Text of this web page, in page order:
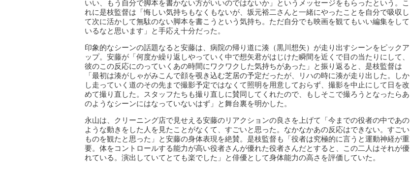
いい、もう自分で脚本を書かない方がいいのではないか」というメッセージをもらったという。こ
れに是枝監督は「悔しい気持ちもなくもないが、坂元裕二さんと一緒にやったことを自分で吸収し
て次に活かして無駄のない脚本を書こうという気持ち。ただ自分でも映画を観てもいい編集をして
いるなと思います」と手応え十分だった。
印象的なシーンの話題なると安藤は、病院の帰り道に湊（黒川想矢）が走り出すシーンをピックア
ップ。安藤が「何度か繰り返しやっていく中で想矢君がはじけた瞬間を近くで目の当たりにして、
彼のこの反応にのっていくあの時間にワクワクした気持ちがあった」と振り返ると、是枝監督は
「最初は湊がしゃがみこんで顔を覗き込む芝居の予定だったが、リハの時に湊が走り出した。しか
し走っていく道のその先まで撮影予定ではなくて照明を用意しておらず、撮影を中止にして日を改
めて撮り直した。スタッフたちも撮り直しに賛同してくれたので、もしそこで撮ろうとなったらあ
のようなシーンにはなっていないはず」と舞台裏を明かした。
永山は、クリーニング店で見せえる安藤のリアクションの良さを上げて「今までの役者の中であの
ような動きをした人を見たことがなくて、すごいと思った。なかなかあの反応はできない。すごい
ものを観たと思った」と安藤の身体表現を絶賛。是枝監督も「役者は究極的に言うと運動神経が重
要。体をコントロールする能力が高い役者さんが優れた役者さんだとすると、この二人はそれが優
れている。演出していてとても楽でした」と俳優として身体能力の高さを評価していた。